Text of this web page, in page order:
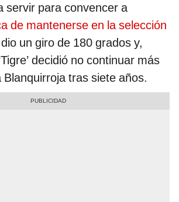
servir para convencer a
de mantenerse en la selección
un giro de 180 grados y,
decidió no continuar más
Blanquirroja tras siete años.